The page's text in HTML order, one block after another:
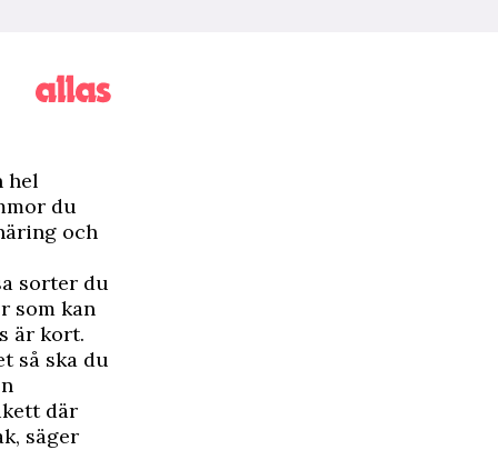
hel
du
och
sorter du
som kan
är kort.
så ska du
där
säger